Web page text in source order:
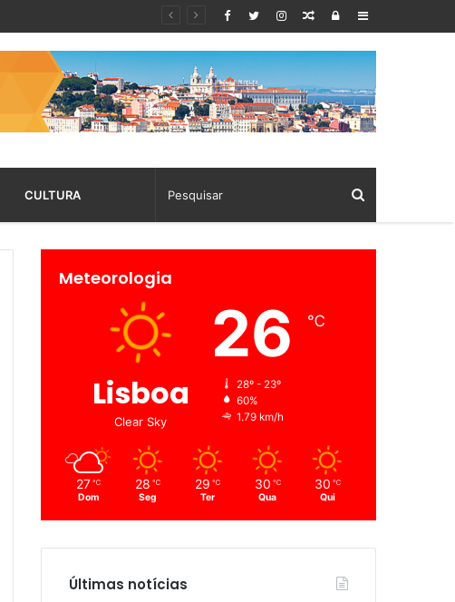
Sidebar
Log
Random
CULTURA
Meteorologia
Lisboa
Clear Sky
26 ℃
28º - 23º
60%
1.79 km/h
27 ℃
Dom
28 ℃
Seg
29 ℃
Ter
30 ℃
Qua
30 ℃
Qui
Últimas notícias